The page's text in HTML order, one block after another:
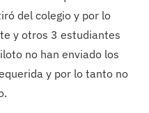
del colegio y por lo
y otros 3 estudiantes
no han enviado los
y por lo tanto no